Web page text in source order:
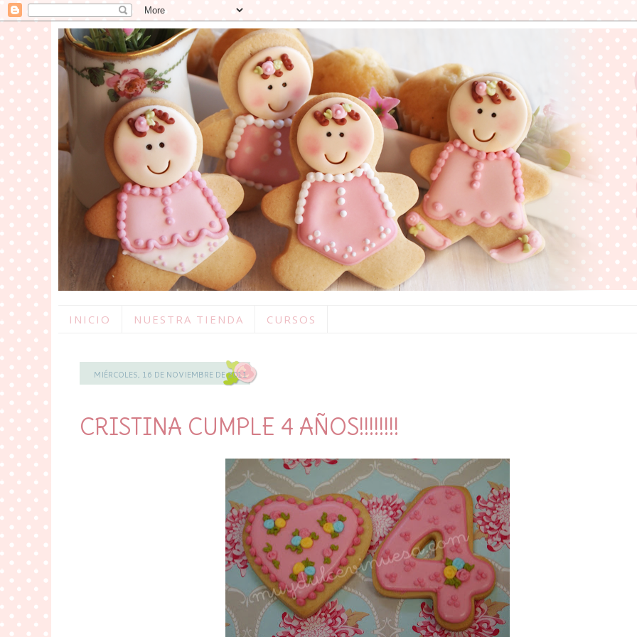
INICIO NUESTRA TIENDA CURSOS
MIÉRCOLES, 16 DE NOVIEMBRE DE 2011
CRISTINA CUMPLE 4 AÑOS!!!!!!!!